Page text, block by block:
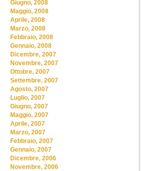
Giugno, 2008
Maggio, 2008
Aprile, 2008
Marzo, 2008
Febbraio, 2008
Gennaio, 2008
Dicembre, 2007
Novembre, 2007
Ottobre, 2007
Settembre, 2007
Agosto, 2007
Luglio, 2007
Giugno, 2007
Maggio, 2007
Aprile, 2007
Marzo, 2007
Febbraio, 2007
Gennaio, 2007
Dicembre, 2006
Novembre, 2006